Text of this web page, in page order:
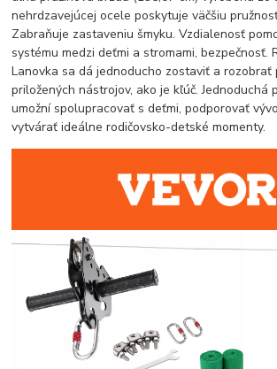
nehrdzavejúcej ocele poskytuje väčšiu
Zabraňuje zastaveniu šmyku. Vzdialenosť
systému medzi deťmi a stromami, bezpečnosť.
Lanovka sa dá jednoducho zostaviť a rozobrať
priložených nástrojov, ako je kľúč. Jednoduchá
umožní spolupracovať s deťmi, podporovať
vytvárať ideálne rodičovsko-detské momenty.